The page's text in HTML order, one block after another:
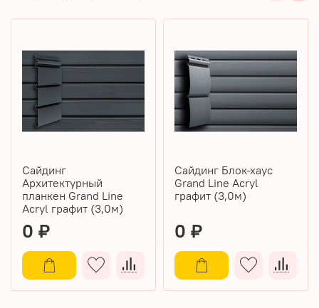
Сайдинг
Архитектурный
планкен Grand Line
Acryl графит (3,0м)
0 ₽
Сайдинг Блок-хаус
Grand Line Acryl
графит (3,0м)
0 ₽